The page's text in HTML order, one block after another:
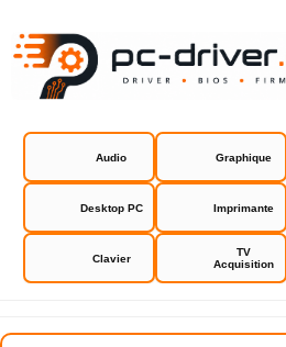
Audio Graphique
Desktop PC Imprimante
Clavier
TV
Acquisition
S3